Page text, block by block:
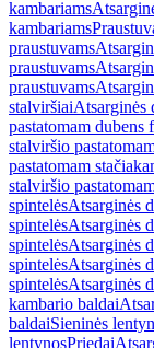
kambariams
kambariams
praustuvams
praustuvams
praustuvams
stalviršiaiAtsarginės
pastatomam dubens
stalviršio
pastatomam
stalviršio
spintelėsAtsarginės
spintelėsAtsarginės
spintelėsAtsarginės
spintelėsAtsarginės
spintelėsAtsarginės
kambario baldai
baldaiSieninės
lentynosPriedai